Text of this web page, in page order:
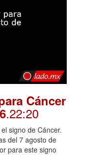
Cáncer
.22:20
signo de Cáncer.
del 7 agosto de
para este signo